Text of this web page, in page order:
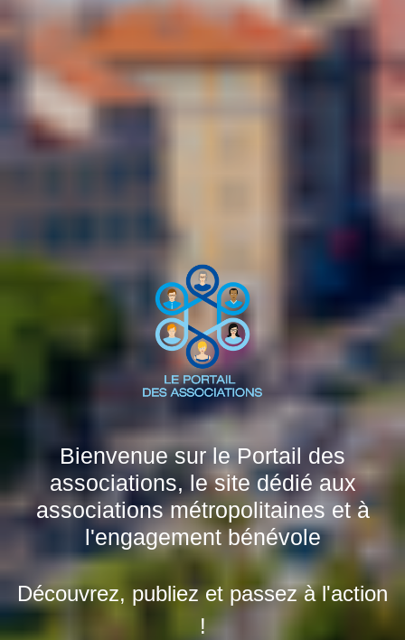
Bienvenue sur le Portail des
associations, le site dédié aux
associations métropolitaines et à
l'engagement bénévole
Découvrez, publiez et passez à l'action
!